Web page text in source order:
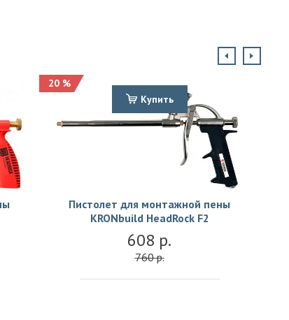
20 %
Пистолет для монтажной пены
KRONbuild HeadRock F2
608 р.
760 р.
Купить